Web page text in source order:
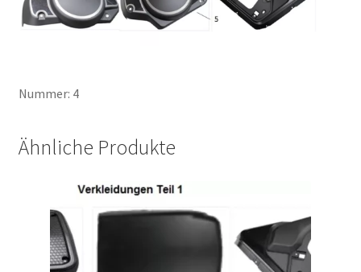
Nummer: 4
Ähnliche Produkte